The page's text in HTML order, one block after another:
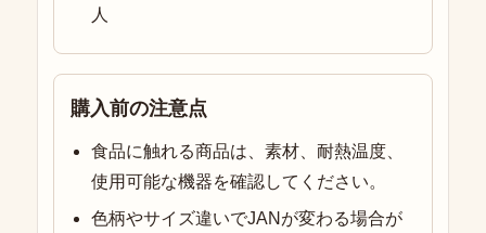
人
購入前の注意点
食品に触れる商品は、素材、耐熱温度、
使用可能な機器を確認してください。
色柄やサイズ違いでJANが変わる場合が